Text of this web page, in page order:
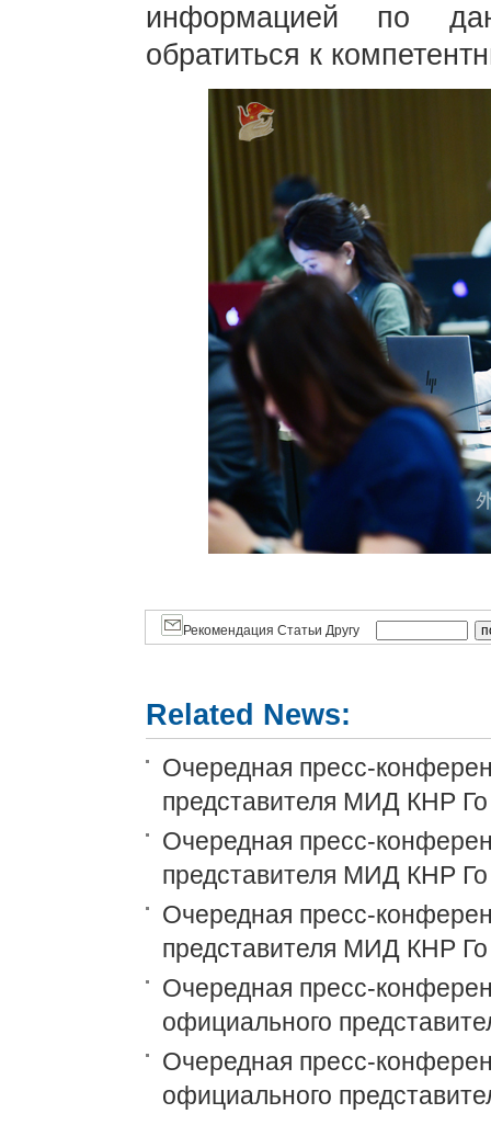
информацией по
обратиться к
Рекомендация Статьи Другу
Related News:
Очередная пресс-
представителя МИД КНР Го
Очередная пресс-
представителя МИД КНР Го
Очередная пресс-
представителя МИД КНР Го
Очередная пресс-
официального
Очередная пресс-
официального